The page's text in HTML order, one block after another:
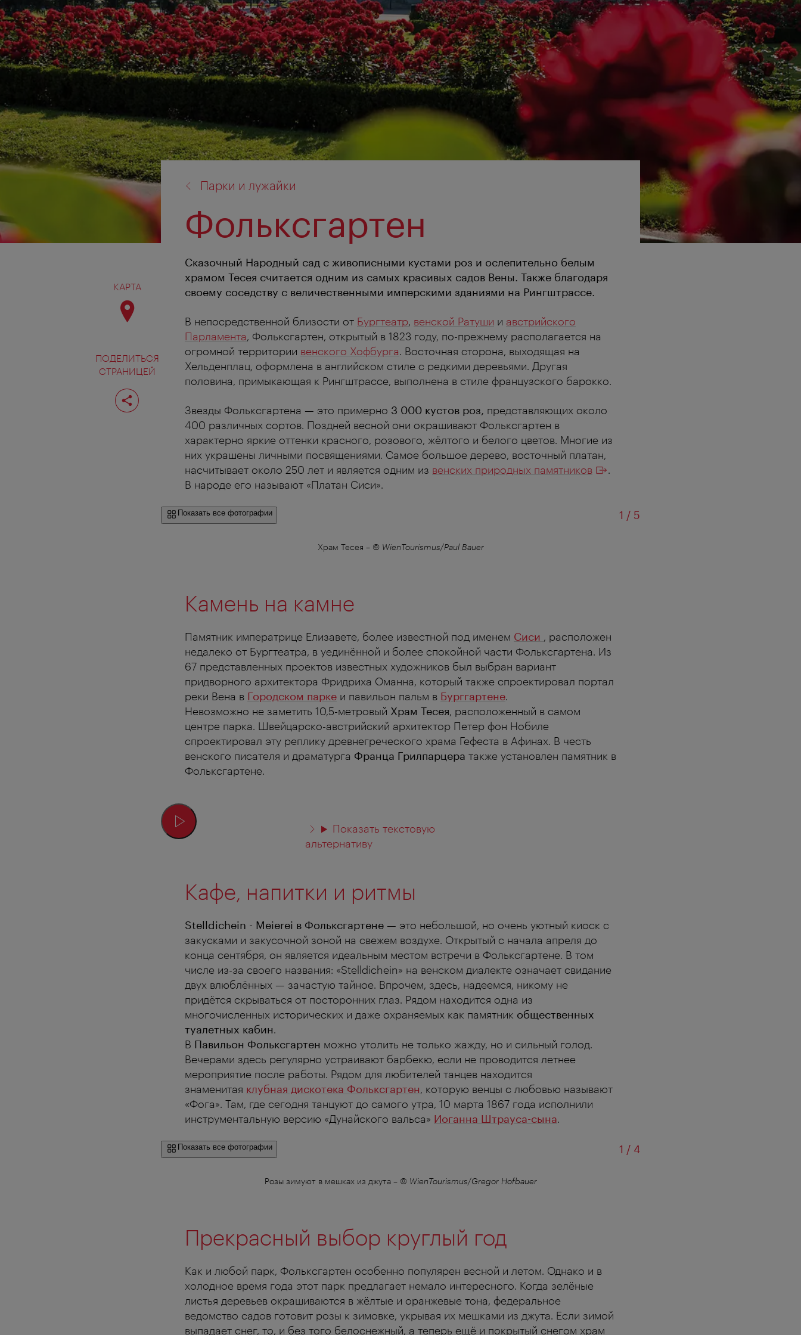
КАРТА
ПОДЕЛИТЬСЯ
СТРАНИЦЕЙ
Поделиться
страницей
Парки и лужайки
Фольксгартен
Сказочный Народный сад с живописными кустами роз и ослепительно белым
храмом Тесея считается одним из самых красивых садов Вены. Также благодаря
своему соседству с величественными имперскими зданиями на Рингштрассе.
В непосредственной близости от Бургтеатр, венской Ратуши и австрийского
Парламента, Фольксгартен, открытый в 1823 году, по-прежнему располагается на
огромной территории венского Хофбурга. Восточная сторона, выходящая на
Хельденплац, оформлена в английском стиле с редкими деревьями. Другая
половина, примыкающая к Рингштрассе, выполнена в стиле французского барокко.
Звезды Фольксгартена — это примерно 3 000 кустов роз, представляющих около
400 различных сортов. Поздней весной они окрашивают Фольксгартен в
характерно яркие оттенки красного, розового, жёлтого и белого цветов. Многие из
них украшены личными посвящениями. Самое большое дерево, восточный платан,
насчитывает около 250 лет и является одним из венских природных памятников
.
В народе его называют «Платан Сиси».
Показать все фотографии 1 /из
5
Храм Тесея – © WienTourismus/Paul Bauer
Камень на камне
Памятник императрице Елизавете, более известной под именем Сиси , расположен
недалеко от Бургтеатра, в уединённой и более спокойной части Фольксгартена. Из
67 представленных проектов известных художников был выбран вариант
придворного архитектора Фридриха Оманна, который также спроектировал портал
реки Вена в Городском парке и павильон пальм в Бурггартене.
Невозможно не заметить 10,5-метровый Храм Тесея, расположенный в самом
центре парка. Швейцарско-австрийский архитектор Петер фон Нобиле
спроектировал эту реплику древнегреческого храма Гефеста в Афинах. В честь
венского писателя и драматурга Франца Грилпарцера также установлен памятник в
Фольксгартене.
Показать текстовую
альтернативу
Кафе, напитки и ритмы
Stelldichein - Meierei в Фольксгартене — это небольшой, но очень уютный киоск с
закусками и закусочной зоной на свежем воздухе. Открытый с начала апреля до
конца сентября, он является идеальным местом встречи в Фольксгартене. В том
числе из-за своего названия: «Stelldichein» на венском диалекте означает свидание
двух влюблённых — зачастую тайное. Впрочем, здесь, надеемся, никому не
придётся скрываться от посторонних глаз. Рядом находится одна из
многочисленных исторических и даже охраняемых как памятник общественных
туалетных кабин.
В Павильон Фольксгартен можно утолить не только жажду, но и сильный голод.
Вечерами здесь регулярно устраивают барбекю, если не проводится летнее
мероприятие после работы. Рядом для любителей танцев находится
знаменитая клубная дискотека Фольксгартен, которую венцы с любовью называют
«Фога». Там, где сегодня танцуют до самого утра, 10 марта 1867 года исполнили
инструментальную версию «Дунайского вальса» Иоганна Штрауса-сына.
Показать все фотографии 1 /из
4
Розы зимуют в мешках из джута– © WienTourismus/Gregor Hofbauer
Прекрасный выбор круглый год
Как и любой парк, Фольксгартен особенно популярен весной и летом. Однако и в
холодное время года этот парк предлагает немало интересного. Когда зелёные
листья деревьев окрашиваются в жёлтые и оранжевые тона, федеральное
ведомство садов готовит розы к зимовке, укрывая их мешками из джута. Если зимой
выпадает снег, то, и без того белоснежный, а теперь ещё и покрытый снегом храм